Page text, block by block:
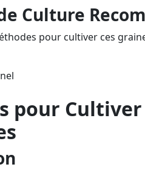
Culture
pour cultiver ces
pour